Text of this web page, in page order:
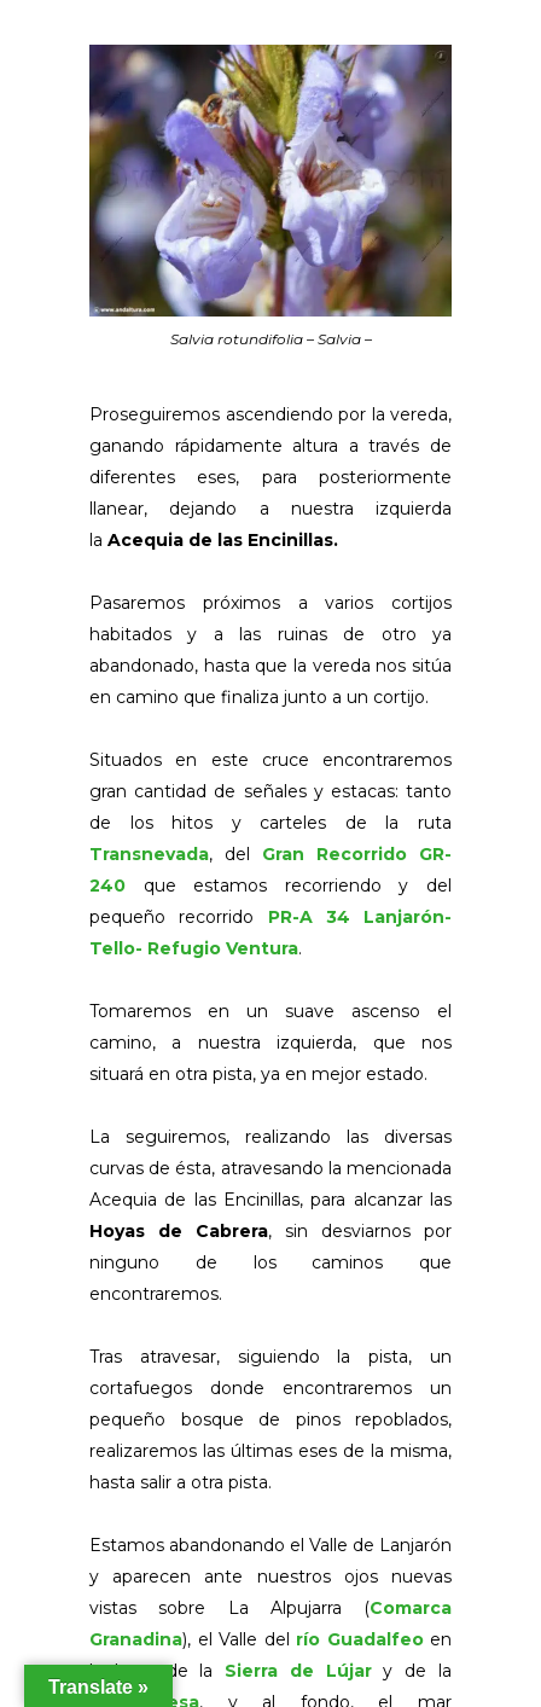
Salvia rotundifolia – Salvia –
Proseguiremos ascendiendo por la vereda,
ganando rápidamente altura a través de
diferentes eses, para posteriormente
llanear, dejando a nuestra izquierda
la Acequia de las Encinillas.
Pasaremos próximos a varios cortijos
habitados y a las ruinas de otro ya
abandonado, hasta que la vereda nos sitúa
en camino que finaliza junto a un cortijo.
Situados en este cruce encontraremos
gran cantidad de señales y estacas: tanto
de los hitos y carteles de la ruta
Transnevada, del Gran Recorrido GR-
240 que estamos recorriendo y del
pequeño recorrido PR-A 34 Lanjarón-
Tello- Refugio Ventura.
Tomaremos en un suave ascenso el
camino, a nuestra izquierda, que nos
situará en otra pista, ya en mejor estado.
La seguiremos, realizando las diversas
curvas de ésta, atravesando la mencionada
Acequia de las Encinillas, para alcanzar las
Hoyas de Cabrera, sin desviarnos por
ninguno de los caminos que
encontraremos.
Tras atravesar, siguiendo la pista, un
cortafuegos donde encontraremos un
pequeño bosque de pinos repoblados,
realizaremos las últimas eses de la misma,
hasta salir a otra pista.
Estamos abandonando el Valle de Lanjarón
y aparecen ante nuestros ojos nuevas
vistas sobre La Alpujarra (Comarca
Granadina), el Valle del río Guadalfeoen
la base de la Sierra de Lújary de la
Contraviesa, y al fondo, el mar
Translate »